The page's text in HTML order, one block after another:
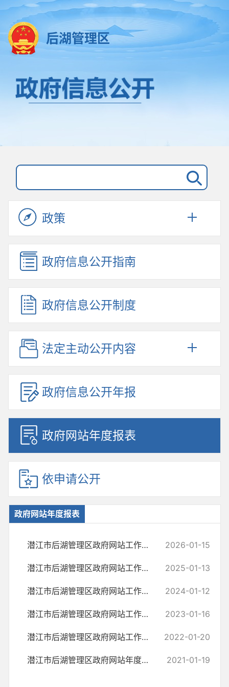
后湖管理区
政策
政府信息公开指南
政府信息公开制度
法定主动公开内容
政府信息公开年报
政府网站年度报表
依申请公开
政府网站年度报表
潜江市后湖管理区政府网站工作年度报表 （2025年度） 2026-01-15
潜江市后湖管理区政府网站工作年度报表(2024年度） 2025-01-13
潜江市后湖管理区政府网站工作年度报表（2023年度） 2024-01-12
潜江市后湖管理区政府网站工作报表（2022年度） 2023-01-16
潜江市后湖管理区政府网站工作报表（2021年度） 2022-01-20
潜江市后湖管理区政府网站年度报表（2020年度） 2021-01-19